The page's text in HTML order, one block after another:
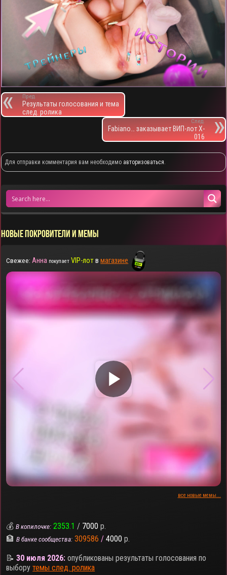
Пред.
Результаты голосования и тема
след. ролика
След.
Fabiano… заказывает ВИП-лот X-
016
Для отправки комментария вам необходимо авторизоваться
НОВЫЕ ПОКРОВИТЕЛИ И МЕМЫ
Свежее: Анна покупает VIP-лотвмагазине
▶
все новые мемы...
💰В копилочке: 2353.1 / 7000 р.
🏦В банке сообщества: 309586 / 4000 р.
📝30 июля 2026: опубликованы результаты голосования по
выборутемы след. ролика